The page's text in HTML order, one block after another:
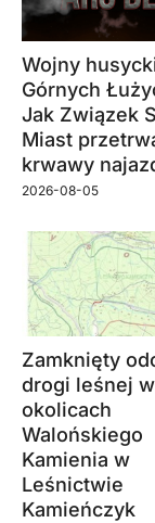
Wojny
Górnych
Jak Związek
Miast
krwawy
2026-08-05
Zamknięty
drogi leśnej w
okolicach
Walońskiego
Kamienia w
Leśnictwie
Kamieńczyk